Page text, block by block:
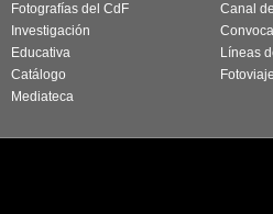
Fotografías del CdF
Investigación
Educativa
Catálogo
Mediateca
Canal
Líneas